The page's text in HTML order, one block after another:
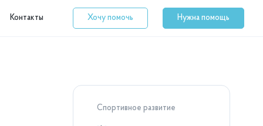
Контакты Хочу помочь Нужна помощь
Спортивное развитие